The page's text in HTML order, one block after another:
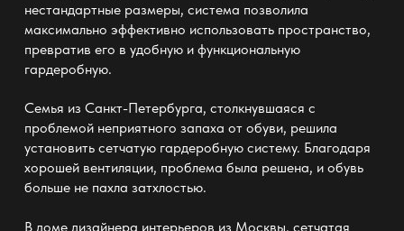
нестандартные размеры, система позволила
максимально эффективно использовать пространство,
превратив его в удобную и функциональную
гардеробную.
Семья из Санкт-Петербурга, столкнувшаяся с
проблемой неприятного запаха от обуви, решила
установить сетчатую гардеробную систему. Благодаря
хорошей вентиляции, проблема была решена, и обувь
больше не пахла затхлостью.
В доме дизайнера интерьеров из Москвы, сетчатая